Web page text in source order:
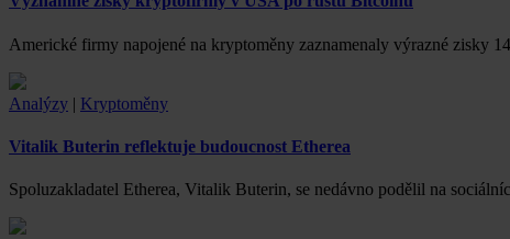
Americké firmy napojené na kryptoměny zaznamenaly výrazné zisky
Analýzy | Kryptoměny
Vitalik Buterin reflektuje budoucnost Etherea
Spoluzakladatel Etherea, Vitalik Buterin, se nedávno podělil na